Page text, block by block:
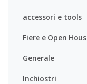
accessori e tools
Fiere e Open
Generale
Inchiostri